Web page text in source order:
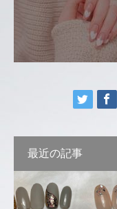
最近の記事